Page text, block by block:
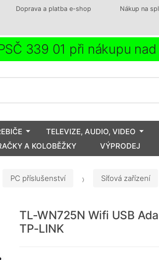
Doprava a platba e-shop Nákup na
339 01 při nákupu
TELEVIZE, AUDIO, VIDEO
A KOLOBĚŽKY VÝPRODEJ
PC příslušenství Síťová zařízení
TL-WN725N Wifi USB
TP-LINK